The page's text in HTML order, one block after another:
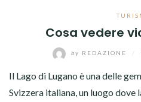
Cosa vedere
by REDAZIONE
Il Lago di Lugano è una delle
Svizzera italiana, un luogo dove